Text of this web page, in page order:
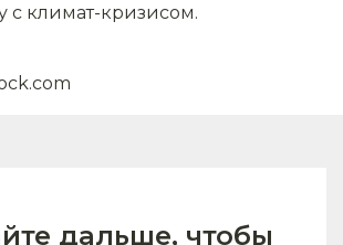
с климат-кризисом.
дальше, чтобы